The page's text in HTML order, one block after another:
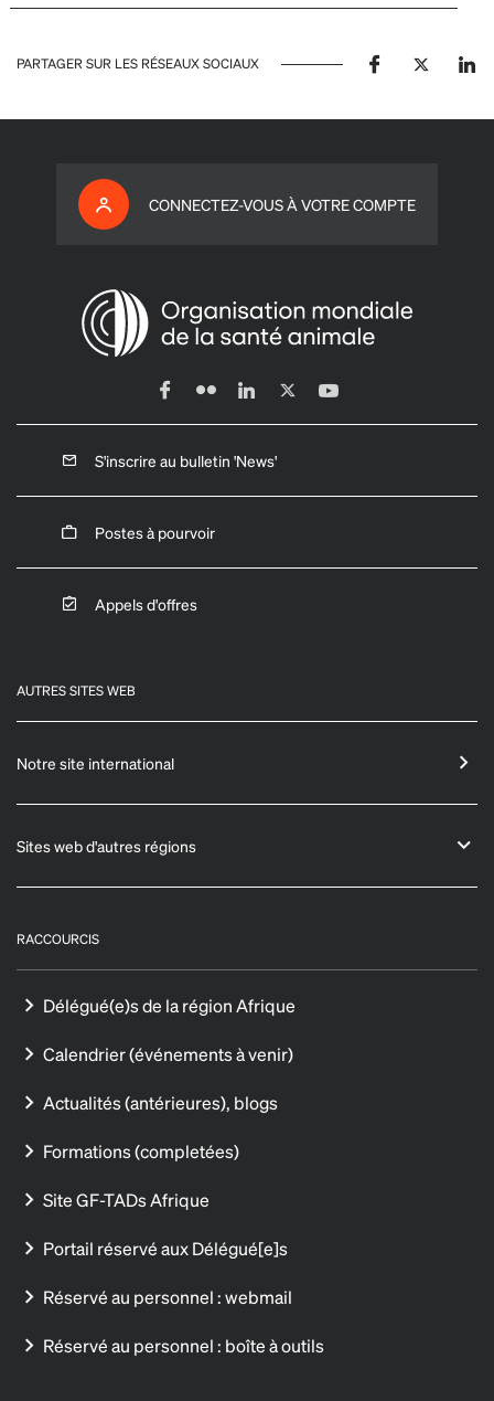
PARTAGER SUR LES RÉSEAUX SOCIAUX
CONNECTEZ-VOUS À VOTRE COMPTE
S'inscrire au bulletin 'News'
Postes à pourvoir
Appels d'offres
AUTRES SITES WEB
Notre site international
Sites web d'autres régions
RACCOURCIS
Délégué(e)s de la région Afrique
Calendrier (événements à venir)
Actualités (antérieures), blogs
Formations (completées)
Site GF-TADs Afrique
Portail réservé aux Délégué[e]s
Réservé au personnel : webmail
Réservé au personnel : boîte à outils